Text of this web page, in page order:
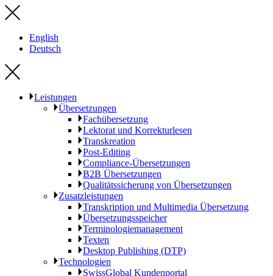
English
Deutsch
Leistungen
Übersetzungen
Fachübersetzung
Lektorat und Korrekturlesen
Transkreation
Post-Editing
Compliance-Übersetzungen
B2B Übersetzungen
Qualitätssicherung von Übersetzungen
Zusatzleistungen
Transkription und Multimedia Übersetzung
Übersetzungsspeicher
Terminologiemanagement
Texten
Desktop Publishing (DTP)
Technologien
SwissGlobal Kundenportal